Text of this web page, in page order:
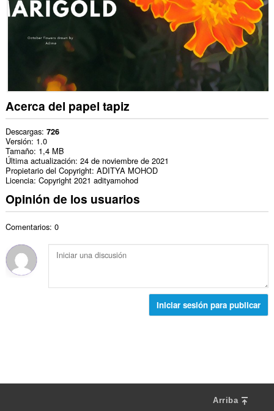
Acerca del papel tapiz
Descargas 726
Versión 1.0
Tamaño 1,4 MB
Última actualización 24 de noviembre de 2021
Propietario del Copyright ADITYA MOHOD
Licencia Copyright 2021 adityamohod
Opinión de los usuarios
Comentarios: 0
Iniciar sesión para publicar
Arriba